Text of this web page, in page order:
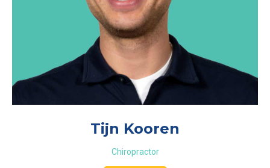
Tijn Kooren
Chiropractor